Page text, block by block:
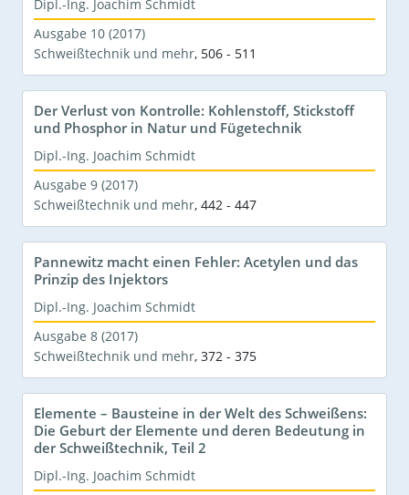
Dipl.-Ing. Joachim Schmidt
Ausgabe 10 (2017)
Schweißtechnik und mehr, 506 - 511
Der Verlust von Kontrolle: Kohlenstoff, Stickstoff
und Phosphor in Natur und Fügetechnik
Dipl.-Ing. Joachim Schmidt
Ausgabe 9 (2017)
Schweißtechnik und mehr, 442 - 447
Pannewitz macht einen Fehler: Acetylen und das
Prinzip des Injektors
Dipl.-Ing. Joachim Schmidt
Ausgabe 8 (2017)
Schweißtechnik und mehr, 372 - 375
Elemente – Bausteine in der Welt des Schweißens:
Die Geburt der Elemente und deren Bedeutung in
der Schweißtechnik, Teil 2
Dipl.-Ing. Joachim Schmidt